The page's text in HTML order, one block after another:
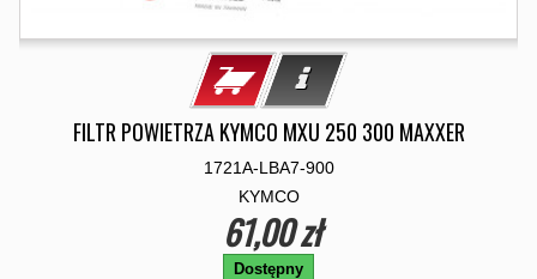
FILTR POWIETRZA KYMCO MXU 250 300 MAXXER
1721A-LBA7-900
KYMCO
61,00 zł
Dostępny